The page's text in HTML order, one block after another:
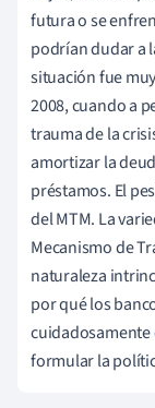
futura o se
podrían dudar a
situación fue
2008, cuando a
trauma de la
amortizar la
préstamos. El
del MTM. La
Mecanismo de
naturaleza
por qué los
formular la